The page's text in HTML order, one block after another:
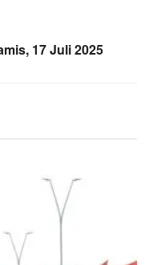
17 Juli 2025